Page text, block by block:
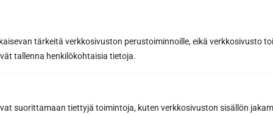
tärkeitä verkkosivuston perustoiminnoille, eikä verkkosivusto
tallenna henkilökohtaisia tietoja.
suorittamaan tiettyjä toimintoja, kuten verkkosivuston sisällön
Kuormaajantie 40, 40320 Jyväskylä